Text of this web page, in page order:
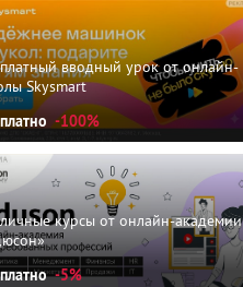
вводный урок от онлайн-
Skysmart
-100%
курсы от онлайн-академии
-5%